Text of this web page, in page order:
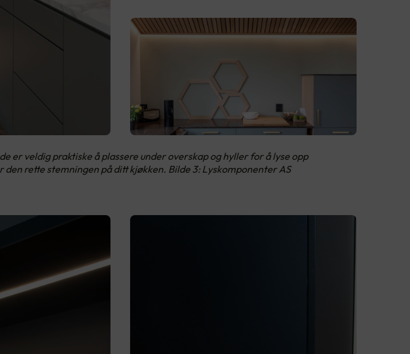
er veldig praktiske å plassere under overskap og hyller for å lyse opp
rette stemningen på ditt kjøkken. Bilde 3: Lyskomponenter AS